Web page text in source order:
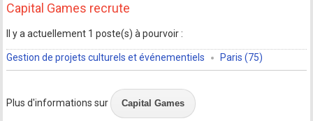
Capital Games recrute
Il y a actuellement 1 poste(s) à pourvoir :
Gestion de projets culturels et événementiels Paris (75)
Plus d'informations sur Capital Games